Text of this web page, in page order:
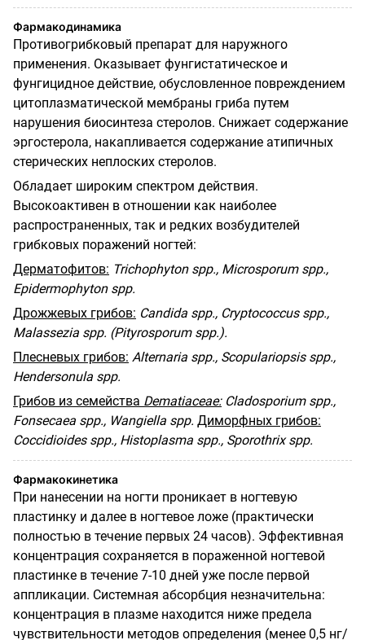
Фармакодинамика
Противогрибковый препарат для наружного
применения. Оказывает фунгистатическое и
фунгицидное действие, обусловленное повреждением
цитоплазматической мембраны гриба путем
нарушения биосинтеза стеролов. Снижает содержание
эргостерола, накапливается содержание атипичных
стерических неплоских стеролов.
Обладает широким спектром действия.
Высокоактивен в отношении как наиболее
распространенных, так и редких возбудителей
грибковых поражений ногтей:
Дерматофитов: Trichophyton spp., Microsporum spp.,
Epidermophyton spp.
Дрожжевых грибов: Candida spp., Cryptococcus spp.,
Malassezia spp. (Pityrosporum spp.).
Плесневых грибов: Alternaria spp., Scopulariopsis spp.,
Hendersonula spp.
Грибов из семейства Dematiaceae:Cladosporium spp.,
Fonsecaea spp., Wangiella spp. Диморфных грибов:
Coccidioides spp., Histoplasma spp., Sporothrix spp.
Фармакокинетика
При нанесении на ногти проникает в ногтевую
пластинку и далее в ногтевое ложе (практически
полностью в течение первых 24 часов). Эффективная
концентрация сохраняется в пораженной ногтевой
пластинке в течение 7-10 дней уже после первой
аппликации. Системная абсорбция незначительна:
концентрация в плазме находится ниже предела
чувствительности методов определения (менее 0,5 нг/